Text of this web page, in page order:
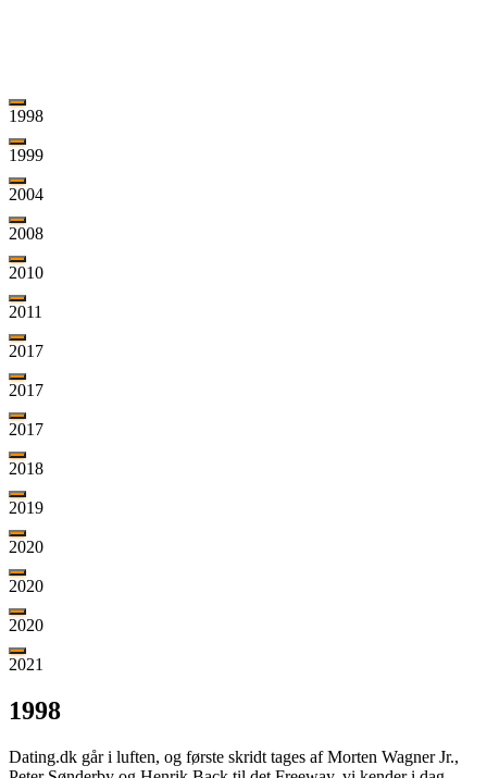
1998
1999
2004
2008
2010
2011
2017
2017
2017
2018
2019
2020
2020
2020
2021
1998
Dating.dk går i luften, og første skridt tages af Morten Wagner Jr.,